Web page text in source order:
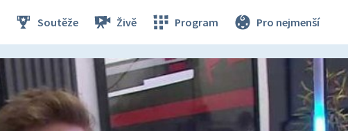
Soutěže Živě Program Pro nejmenší